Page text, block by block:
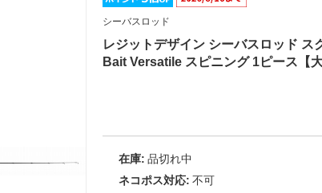
シーバスロッド
レジットデザイン シーバスロッド
Bait Versatile スピニング 1ピース【大
在庫: 品切れ中
ネコポス対応: 不可